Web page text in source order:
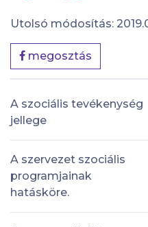
Utolsó módosítás:
megosztás
A szociális tevékenység
jellege
A szervezet szociális
programjainak
hatásköre.